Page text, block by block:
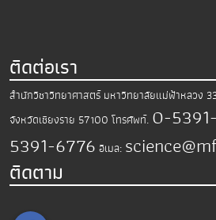
ติดต่อเรา
สำนักวิชาวิทยาศาสตร์ มหาวิทยาลัยแม่ฟ้าหลวง
จังหวัดเชียงราย 57100 โทรศัพท์. 0-
5391-6776 อีเมล:
ติดตาม